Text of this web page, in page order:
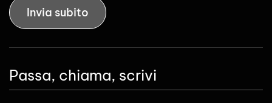
Invia subito
Passa, chiama, scrivi